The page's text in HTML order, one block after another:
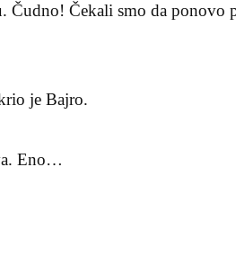
Čudno! Čekali smo da ponovo
je Bajro.
Eno…